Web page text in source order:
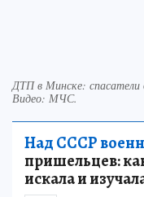
ДТП в Минске: спасатели
Видео: МЧС.
Над СССР
пришельцев:
искала и